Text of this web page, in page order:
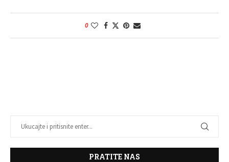
0
PRATITE NAS